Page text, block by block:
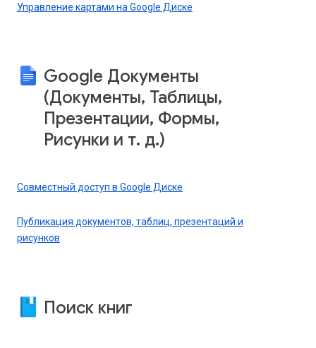
Управление картами на Google Диске
Google Документы
(Документы, Таблицы,
Презентации, Формы,
Рисунки и т. д.)
Совместный доступ в Google Диске
Публикация документов, таблиц, презентаций и
рисунков
Поиск книг